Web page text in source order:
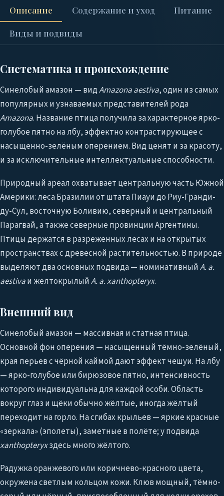
Описание Содержание и уход Питание
Виды и подвиды
Систематика и происхождение
Синелобый амазон — видAmazona aestiva, один из самых
популярных и узнаваемых представителей рода
Amazona. Название птица получила за характерное ярко-
голубое пятно на лбу, эффектно контрастирующее с
насыщенно-зелёным оперением. Вид ценят и за красоту,
и за исключительные интеллектуальные способности.
Природный ареал охватывает центральную часть Южной
Америки: леса Бразилии от штата Пиауи до Риу-Гранди-
ду-Сул, восточную Боливию, северный и центральный
Парагвай, а также северные провинции Аргентины.
Птицы держатся в разреженных лесах и на открытых
пространствах с древесной растительностью. В природе
выделяют два основных подвида — номинативныйA. a.
aestivaи желтокрылыйA. a. xanthopteryx.
Внешний вид
Синелобый амазон — массивная и статная птица.
Основной фон оперения — насыщенный тёмно-зелёный,
края перьев с чёрной каймой дают эффект чешуи. На лбу
— ярко-голубое или бирюзовое пятно, интенсивность
которого индивидуальна для каждой особи. Область
вокруг глаз и щёки обычно жёлтые, иногда жёлтый
переходит на горло. На сгибах крыльев — яркие красные
«зеркала» (эполеты), заметные в полёте; у подвида
xanthopteryxздесь много жёлтого.
Радужка оранжевого или коричнево-красного цвета,
окружена светлым кольцом кожи. Клюв мощный, тёмно-